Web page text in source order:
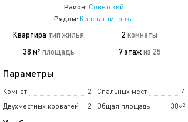
Район: Советский
Рядом: Константиновка
Квартира тип жилья 2 комнаты
38 м² площадь 7 этаж из 25
Параметры
Комнат 2 Спальных мест
4
Двухместных кроватей
2 Общая площадь 38м²